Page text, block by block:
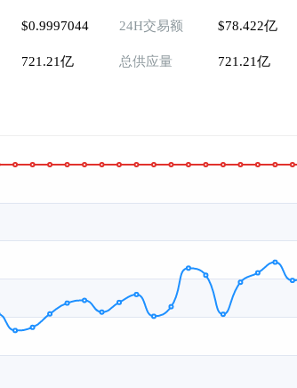
$0.9997044 24H交易额 $78.422亿
721.21亿 总供应量 721.21亿